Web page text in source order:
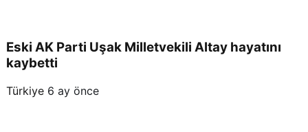
Eski AK Parti Uşak Milletvekili Altay hayatını
kaybetti
Türkiye 6 ay önce